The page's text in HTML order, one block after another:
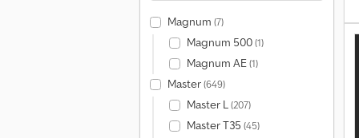
Magnum (7)
Magnum 500(1)
Magnum AE(1)
Master(649)
Master L(207)
Master T35 (45)